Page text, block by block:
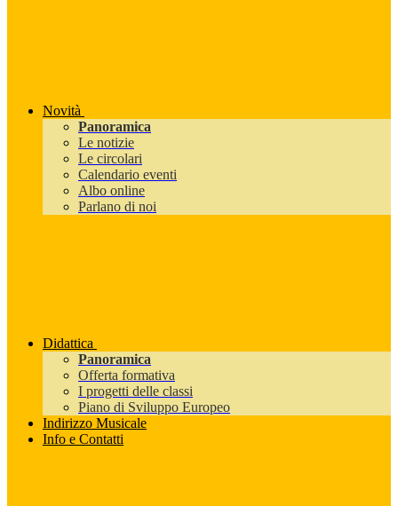
Novità
Panoramica
Le notizie
Le circolari
Calendario eventi
Albo online
Parlano di noi
Didattica
Panoramica
Offerta formativa
I progetti delle classi
Piano di Sviluppo Europeo
Indirizzo Musicale
Info e Contatti